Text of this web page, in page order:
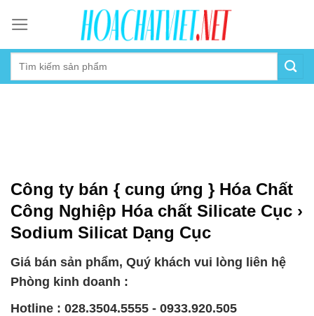
content
Công ty bán { cung ứng } Hóa Chất
Công Nghiệp Hóa chất Silicate Cục ›
Sodium Silicat Dạng Cục
Giá bán sản phẩm, Quý khách vui lòng liên hệ
Phòng kinh doanh :
Hotline : 028.3504.5555 - 0933.920.505